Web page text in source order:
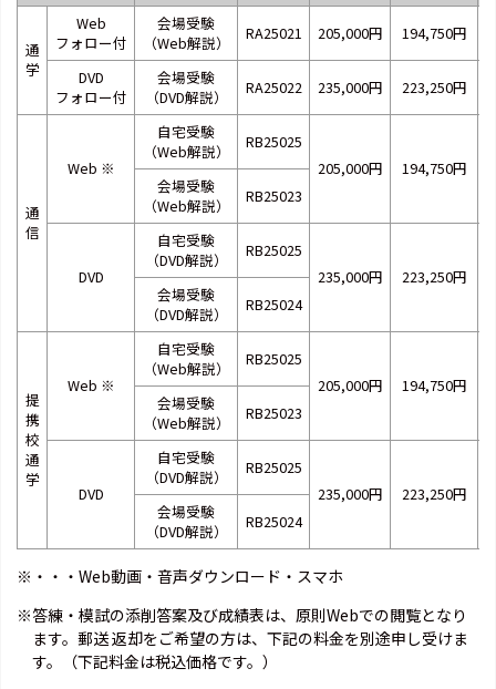
通
学
Web
フォロー付
会場受験
（Web解説）
RA25021 205,000円 194,750円
DVD
フォロー付
会場受験
（DVD解説）
RA25022 235,000円 223,250円
通
信
Web ※
自宅受験
（Web解説）
RB25025
205,000円
194,750円
会場受験
（Web解説）
RB25023
DVD
自宅受験
（DVD解説）
RB25025
235,000円
223,250円
会場受験
（DVD解説）
RB25024
提
携
校
通
学
Web ※
自宅受験
（Web解説）
RB25025
205,000円
194,750円
会場受験
（Web解説）
RB25023
DVD
自宅受験
（DVD解説）
RB25025
235,000円
223,250円
会場受験
（DVD解説）
RB25024
※・・・Web動画・音声ダウンロード・スマホ
※答練・模試の添削答案及び成績表は、原則Webでの閲覧となり
ます。郵送 返却をご希望の方は、下記の料金を別途申し受けま
す。（下記料金は税込価格です。）